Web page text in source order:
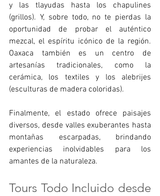
y las tlayudas hasta los chapulines
(grillos). Y, sobre todo, no te pierdas la
oportunidad de probar el auténtico
mezcal, el espíritu icónico de la región.
Oaxaca también es un centro de
artesanías tradicionales, como la
cerámica, los textiles y los alebrijes
(esculturas de madera coloridas).
Finalmente, el estado ofrece paisajes
diversos, desde valles exuberantes hasta
montañas escarpadas, brindando
experiencias inolvidables para los
amantes de la naturaleza.
Tours Todo Incluido desde